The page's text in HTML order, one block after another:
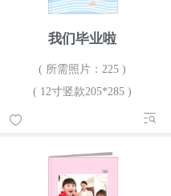
我们毕业啦
( 所需照片：225 )
( 12寸竖款205*285 )